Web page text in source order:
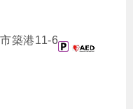
築港11-6